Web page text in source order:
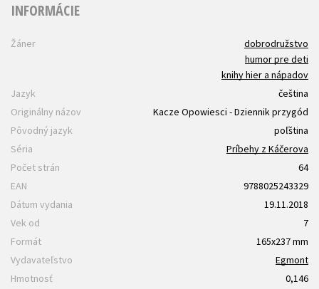
INFORMÁCIE
Žáner
dobrodružstvo
humor pre deti
knihy hier a nápadov
Jazyk
čeština
Originálny názov
Kacze Opowiesci - Dziennik przygód
Pôvodný jazyk
poľština
Séria
Príbehy z Káčerova
Počet strán
64
EAN
9788025243329
Dátum vydania
19.11.2018
Vek od
7
Formát
165x237 mm
Vydavateľstvo
Egmont
Hmotnosť
0,146